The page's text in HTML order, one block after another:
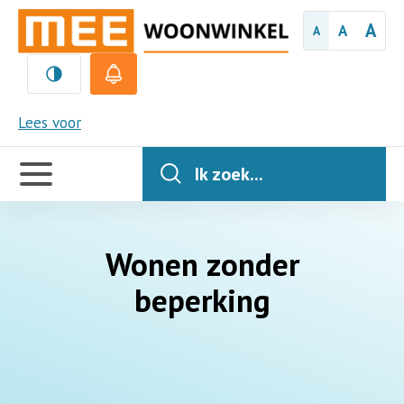
A A A
Lees voor
MEE
Handige
links
Ik zoek...
Wonen zonder
beperking